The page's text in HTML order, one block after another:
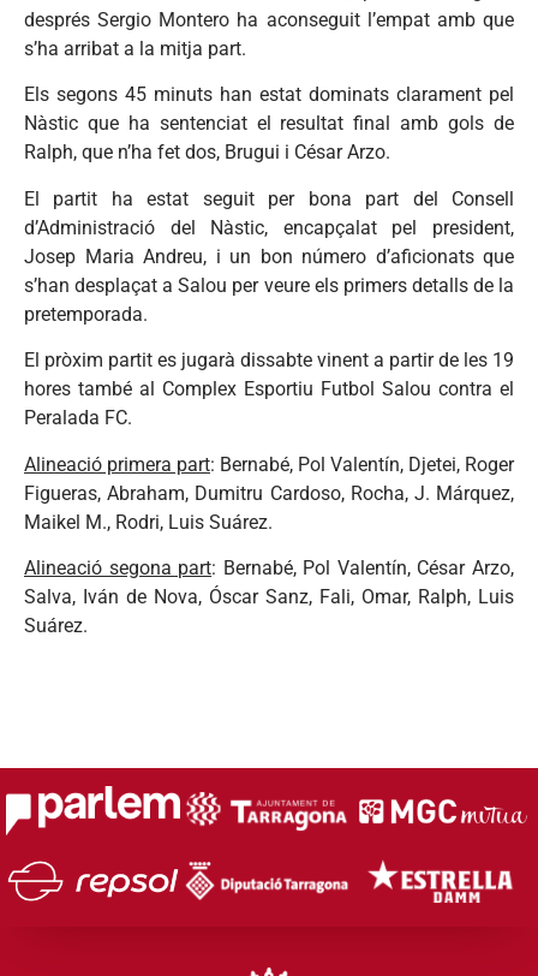
després Sergio Montero ha aconseguit l’empat amb que
s’ha arribat a la mitja part.
Els segons 45 minuts han estat dominats clarament pel
Nàstic que ha sentenciat el resultat final amb gols de
Ralph, que n’ha fet dos, Brugui i César Arzo.
El partit ha estat seguit per bona part del Consell
d’Administració del Nàstic, encapçalat pel president,
Josep Maria Andreu, i un bon número d’aficionats que
s’han desplaçat a Salou per veure els primers detalls de la
pretemporada.
El pròxim partit es jugarà dissabte vinent a partir de les 19
hores també al Complex Esportiu Futbol Salou contra el
Peralada FC.
Alineació primera part: Bernabé, Pol Valentín, Djetei, Roger
Figueras, Abraham, Dumitru Cardoso, Rocha, J. Márquez,
Maikel M., Rodri, Luis Suárez.
Alineació segona part: Bernabé, Pol Valentín, César Arzo,
Salva, Iván de Nova, Óscar Sanz, Fali, Omar, Ralph, Luis
Suárez.